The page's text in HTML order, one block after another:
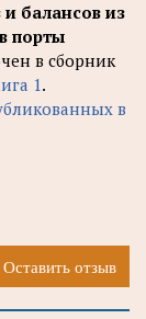
балансов из
порты
в сборник
1.
в
Оставить отзыв